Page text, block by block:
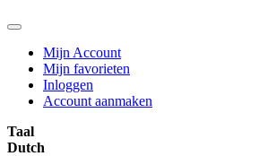
Mijn Account
Mijn favorieten
Inloggen
Account aanmaken
Taal
Dutch